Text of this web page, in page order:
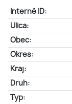
Interné ID:
Ulica:
Obec:
Okres:
Kraj:
Druh:
Typ: